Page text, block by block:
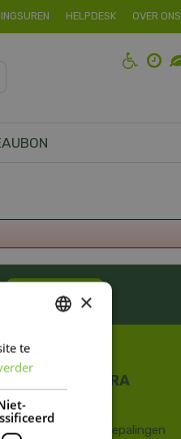
HELPDESK OVER ONS
Inschrijven
Contact
​Wettelijke bepalingen
×
te